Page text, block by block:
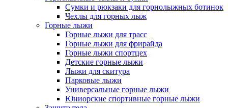
Сумки и рюкзаки для горнолыжных ботинок
Чехлы для горных лыж
Горные лыжи
Горные лыжи для трасс
Горные лыжи для фрирайда
Горные лыжи спортцех
Детские горные лыжи
Лыжи для скитура
Парковые лыжи
Универсальные горные лыжи
Юниорские спортивные горные лыжи